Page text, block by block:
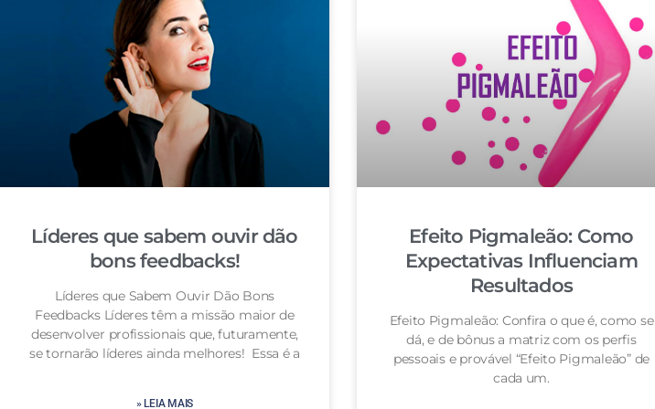
Líderes que sabem ouvir dão
bons feedbacks!
Líderes que Sabem Ouvir Dão Bons
Feedbacks Líderes têm a missão maior de
desenvolver profissionais que, futuramente,
se tornarão líderes ainda melhores! Essa é a
» LEIA MAIS
Efeito Pigmaleão: Como
Expectativas Influenciam
Resultados
Efeito Pigmaleão: Confira o que é, como se
dá, e de bônus a matriz com os perfis
pessoais e provável “Efeito Pigmaleão” de
cada um.